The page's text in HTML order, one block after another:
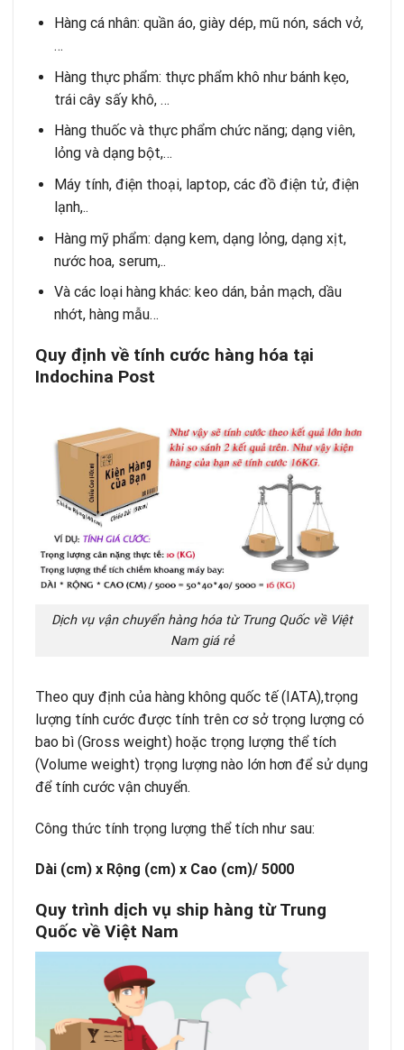
Hàng cá nhân: quần áo, giày dép, mũ nón, sách vở,
…
Hàng thực phẩm: thực phẩm khô như bánh kẹo,
trái cây sấy khô, …
Hàng thuốc và thực phẩm chức năng; dạng viên,
lỏng và dạng bột,…
Máy tính, điện thoại, laptop, các đồ điện tử, điện
lạnh,..
Hàng mỹ phẩm: dạng kem, dạng lỏng, dạng xịt,
nước hoa, serum,..
Và các loại hàng khác: keo dán, bản mạch, dầu
nhớt, hàng mẫu…
Quy định về tính cước hàng hóa tại
Indochina Post
Dịch vụ vận chuyển hàng hóa từ Trung Quốc về Việt
Nam giá rẻ
Theo quy định của hàng không quốc tế (IATA),trọng
lượng tính cước được tính trên cơ sở trọng lượng có
bao bì (Gross weight) hoặc trọng lượng thể tích
(Volume weight) trọng lượng nào lớn hơn để sử dụng
để tính cước vận chuyển.
Công thức tính trọng lượng thể tích như sau:
Dài (cm) x Rộng (cm) x Cao (cm)/ 5000
Quy trình dịch vụ ship hàng từ Trung
Quốc về Việt Nam